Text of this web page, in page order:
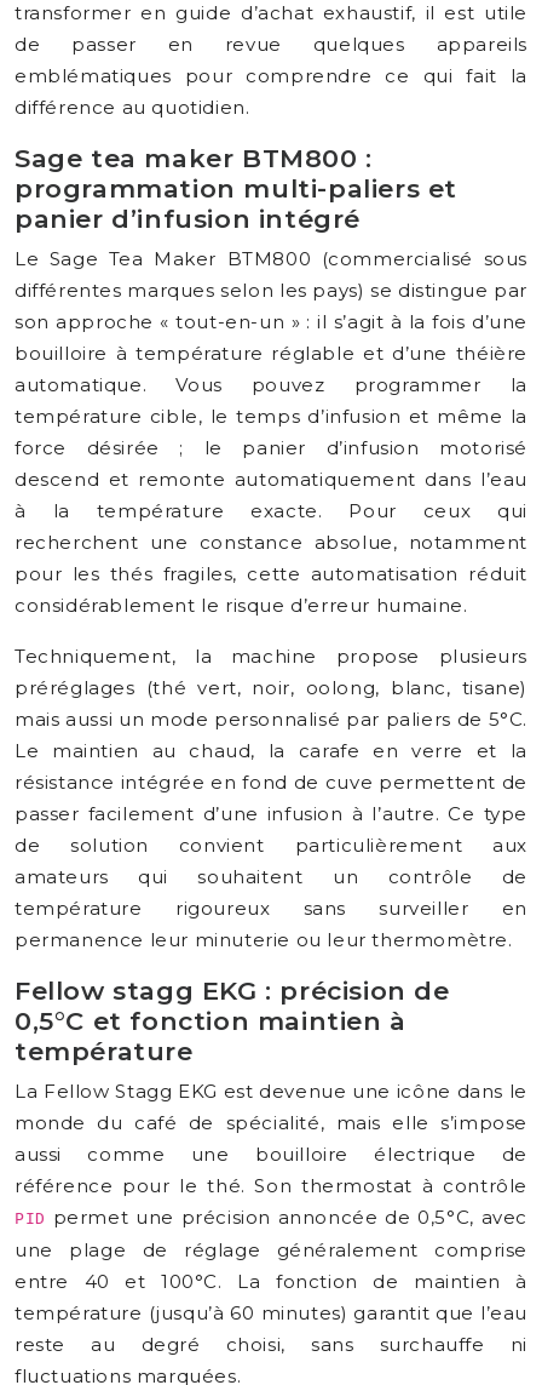
transformer en guide d’achat exhaustif, il est utile
de passer en revue quelques appareils
emblématiques pour comprendre ce qui fait la
différence au quotidien.
Sage tea maker BTM800 :
programmation multi-paliers et
panier d’infusion intégré
Le Sage Tea Maker BTM800 (commercialisé sous
différentes marques selon les pays) se distingue par
son approche « tout-en-un » : il s’agit à la fois d’une
bouilloire à température réglable et d’une théière
automatique. Vous pouvez programmer la
température cible, le temps d’infusion et même la
force désirée ; le panier d’infusion motorisé
descend et remonte automatiquement dans l’eau
à la température exacte. Pour ceux qui
recherchent une constance absolue, notamment
pour les thés fragiles, cette automatisation réduit
considérablement le risque d’erreur humaine.
Techniquement, la machine propose plusieurs
préréglages (thé vert, noir, oolong, blanc, tisane)
mais aussi un mode personnalisé par paliers de 5°C.
Le maintien au chaud, la carafe en verre et la
résistance intégrée en fond de cuve permettent de
passer facilement d’une infusion à l’autre. Ce type
de solution convient particulièrement aux
amateurs qui souhaitent un contrôle de
température rigoureux sans surveiller en
permanence leur minuterie ou leur thermomètre.
Fellow stagg EKG : précision de
0,5°C et fonction maintien à
température
La Fellow Stagg EKG est devenue une icône dans le
monde du café de spécialité, mais elle s’impose
aussi comme une bouilloire électrique de
référence pour le thé. Son thermostat à contrôle
PID permet une précision annoncée de 0,5°C, avec
une plage de réglage généralement comprise
entre 40 et 100°C. La fonction de maintien à
température (jusqu’à 60 minutes) garantit que l’eau
reste au degré choisi, sans surchauffe ni
fluctuations marquées.